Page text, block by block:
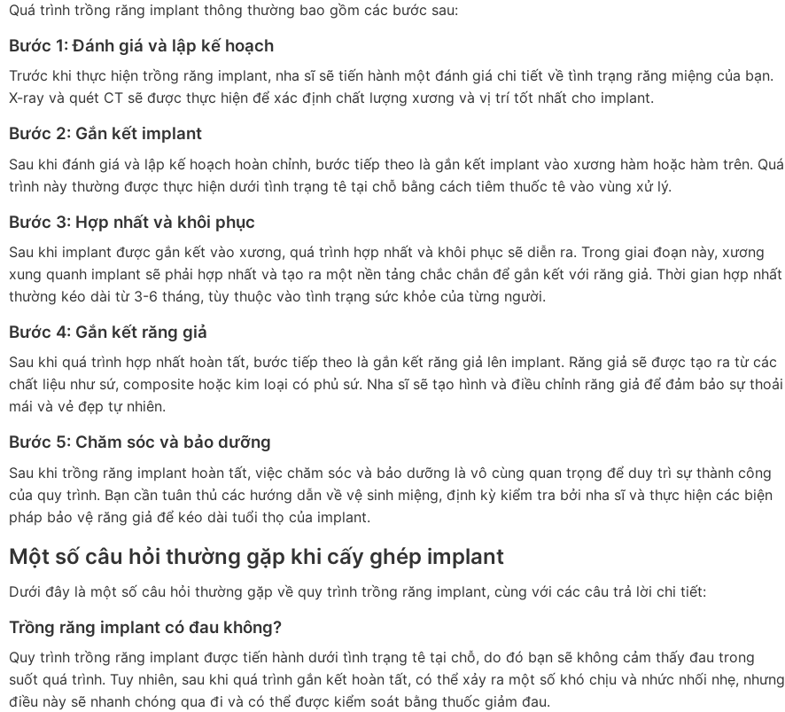
Quá trình trồng răng implant thông thường bao gồm các bước sau:
Bước 1: Đánh giá và lập kế hoạch
Trước khi thực hiện trồng răng implant, nha sĩ sẽ tiến hành một đánh giá chi tiết về tình trạng răng miệng của bạn.
X-ray và quét CT sẽ được thực hiện để xác định chất lượng xương và vị trí tốt nhất cho implant.
Bước 2: Gắn kết implant
Sau khi đánh giá và lập kế hoạch hoàn chỉnh, bước tiếp theo là gắn kết implant vào xương hàm hoặc hàm trên. Quá
trình này thường được thực hiện dưới tình trạng tê tại chỗ bằng cách tiêm thuốc tê vào vùng xử lý.
Bước 3: Hợp nhất và khôi phục
Sau khi implant được gắn kết vào xương, quá trình hợp nhất và khôi phục sẽ diễn ra. Trong giai đoạn này, xương
xung quanh implant sẽ phải hợp nhất và tạo ra một nền tảng chắc chắn để gắn kết với răng giả. Thời gian hợp nhất
thường kéo dài từ 3-6 tháng, tùy thuộc vào tình trạng sức khỏe của từng người.
Bước 4: Gắn kết răng giả
Sau khi quá trình hợp nhất hoàn tất, bước tiếp theo là gắn kết răng giả lên implant. Răng giả sẽ được tạo ra từ các
chất liệu như sứ, composite hoặc kim loại có phủ sứ. Nha sĩ sẽ tạo hình và điều chỉnh răng giả để đảm bảo sự thoải
mái và vẻ đẹp tự nhiên.
Bước 5: Chăm sóc và bảo dưỡng
Sau khi trồng răng implant hoàn tất, việc chăm sóc và bảo dưỡng là vô cùng quan trọng để duy trì sự thành công
của quy trình. Bạn cần tuân thủ các hướng dẫn về vệ sinh miệng, định kỳ kiểm tra bởi nha sĩ và thực hiện các biện
pháp bảo vệ răng giả để kéo dài tuổi thọ của implant.
Một số câu hỏi thường gặp khi cấy ghép implant
Dưới đây là một số câu hỏi thường gặp về quy trình trồng răng implant, cùng với các câu trả lời chi tiết:
Trồng răng implant có đau không?
Quy trình trồng răng implant được tiến hành dưới tình trạng tê tại chỗ, do đó bạn sẽ không cảm thấy đau trong
suốt quá trình. Tuy nhiên, sau khi quá trình gắn kết hoàn tất, có thể xảy ra một số khó chịu và nhức nhối nhẹ, nhưng
điều này sẽ nhanh chóng qua đi và có thể được kiểm soát bằng thuốc giảm đau.